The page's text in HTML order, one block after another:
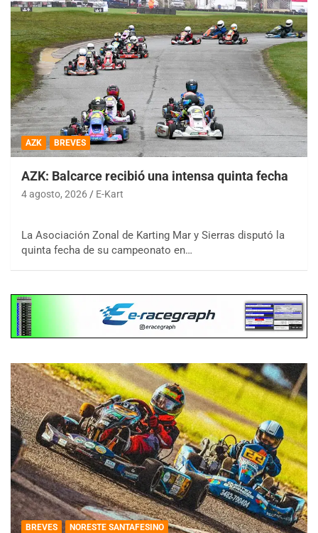
AZK BREVES
AZK: Balcarce recibió una intensa quinta fecha
4 agosto, 2026 E-Kart
La Asociación Zonal de Karting Mar y Sierras disputó la
quinta fecha de su campeonato en…
BREVES NORESTE SANTAFESINO